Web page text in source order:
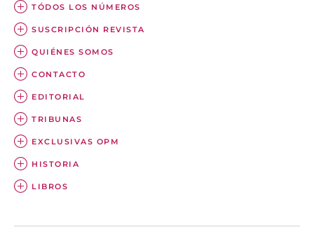
TÓDOS LOS NÚMEROS
SUSCRIPCIÓN REVISTA
QUIÉNES SOMOS
CONTACTO
EDITORIAL
TRIBUNAS
EXCLUSIVAS OPM
HISTORIA
LIBROS